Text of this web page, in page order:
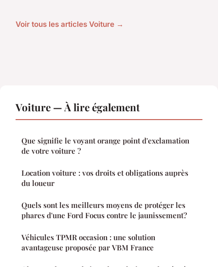
Voir tous les articles Voiture →
Voiture — À lire également
Que signifie le voyant orange point d'exclamation
de votre voiture ?
Location voiture : vos droits et obligations auprès
du loueur
Quels sont les meilleurs moyens de protéger les
phares d'une Ford Focus contre le jaunissement?
Véhicules TPMR occasion : une solution
avantageuse proposée par VBM France